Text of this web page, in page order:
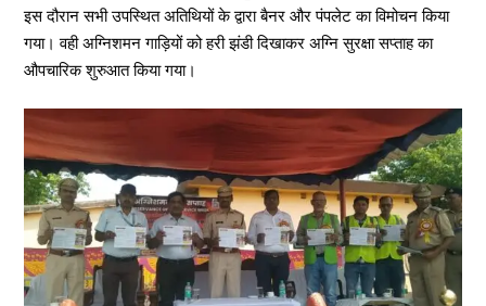
इस दौरान सभी उपस्थित अतिथियों के द्वारा बैनर और पंपलेट का विमोचन किया
गया। वही अग्निशमन गाड़ियों को हरी झंडी दिखाकर अग्नि सुरक्षा सप्ताह का
औपचारिक शुरुआत किया गया।